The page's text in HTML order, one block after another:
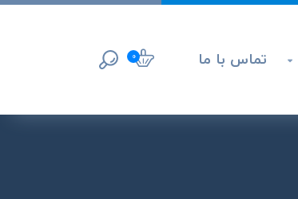
 تماس با ما 0